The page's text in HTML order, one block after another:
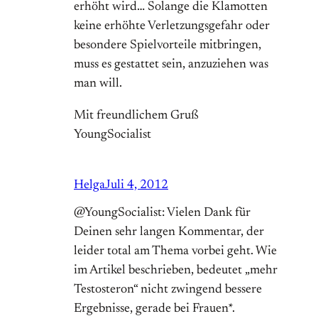
erhöht wird… Solange die Klamotten
keine erhöhte Verletzungsgefahr oder
besondere Spielvorteile mitbringen,
muss es gestattet sein, anzuziehen was
man will.
Mit freundlichem Gruß
YoungSocialist
HelgaJuli 4, 2012
@YoungSocialist: Vielen Dank für
Deinen sehr langen Kommentar, der
leider total am Thema vorbei geht. Wie
im Artikel beschrieben, bedeutet „mehr
Testosteron“ nicht zwingend bessere
Ergebnisse, gerade bei Frauen*.